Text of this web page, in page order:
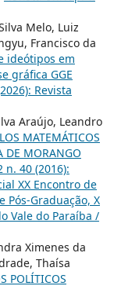
Melo, Luiz
Francisco da
ideótipos em
gráfica GGE
Revista
Araújo, Leandro
MATEMÁTICOS
DE MORANGO
n. 40 (2016):
XX Encontro de
Pós-Graduação, X
Vale do Paraíba /
Ximenes da
Thaísa
POLÍTICOS